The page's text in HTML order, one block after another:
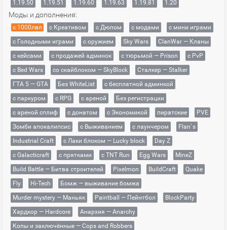
1.19.50
1.19.51 1.19.60 1.19.63 1.19.81 1.20
Моды и дополнения:
с 1000лвл c Креативом с Дюпом с модами
с мини играми
с Голодными играми
с оружием Sky Wars
ClanWar — Кланы
с кейсами
с продажей админок с тюрьмой — Prison
с PvP
с Bed Wars
со скайблоком — SkyBlock
Сталкер — Stalker
ГТА 5 — GTA
Без WhiteList
с бесплатной админкой
с паркуром
с RPG с ареной
Без регистрации
с ареной сплиф
с донатом с Экономикой пиратские
PVE
Зомби апокалипсис
с Выживанием с лаунчером
Flan`s
Industrial Craft
с Лаки блоком — Lucky block
Day Z
с Galacticraft
с прятками с TNT Run Egg Wars
MineZ
Build Battle — Битва строителей
Pixelmon BuildCraft
Quake
Fly
Hi-Tech
Бомж — выживание бомжа
Murder mystery — Маньяк
Paintball — Пейнтбол
BlockParty
Хардкор — Hardcore
Анархия — Anarchy
Копы и заключённые — Cops and Robbers